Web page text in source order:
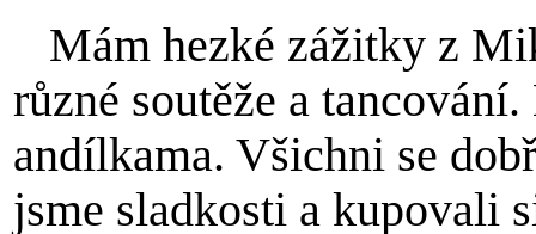
Mám hezké zážitky z
různé soutěže a
andílkama. Všichni se
jsme sladkosti a kupovali